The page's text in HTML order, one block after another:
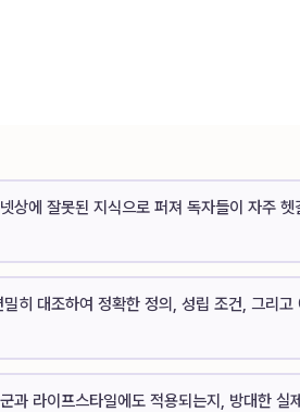
상에 잘못된 지식으로 퍼져 독자들이 자주 헷
히 대조하여 정확한 정의, 성립 조건, 그리고
과 라이프스타일에도 적용되는지, 방대한 실